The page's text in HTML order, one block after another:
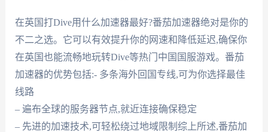
在英国打Dive用什么加速器最好?番茄加速器绝对是你的
不二之选。它可以有效提升你的网速和降低延迟,确保你
在英国也能流畅地玩转Dive等热门中国国服游戏。番茄
加速器的优势包括:- 多条海外回国专线,可为你选择最佳
线路
– 遍布全球的服务器节点,就近连接确保稳定
– 先进的加速技术,可轻松绕过地域限制综上所述,番茄加